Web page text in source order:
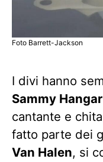
Foto Barrett-Jackson
I divi hanno
Sammy Hangar
cantante e
fatto parte dei
Van Halen, si